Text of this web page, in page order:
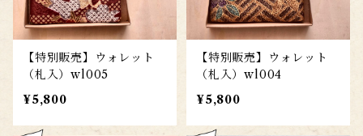
【特別販売】ウォレット
（札入）wl005
¥5,800
【特別販売】ウォレット
（札入）wl004
¥5,800